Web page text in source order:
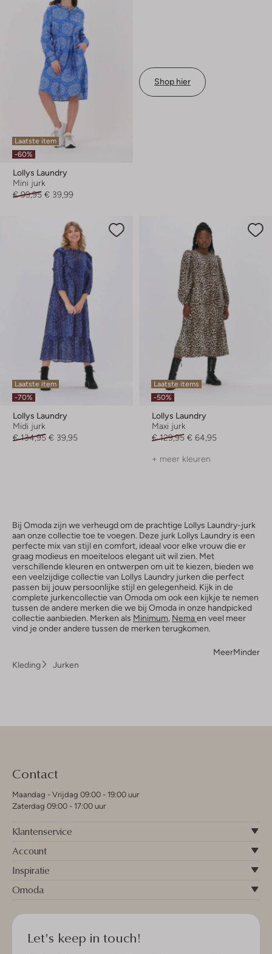
Laatste item
-60%
Lollys Laundry
Mini jurk
€ 99,95 € 39,99
Shop hier
Laatste item
-70%
Lollys Laundry
Midi jurk
€ 134,95 € 39,95
Laatste items
-50%
Lollys Laundry
Maxi jurk
€ 129,95 € 64,95
+ meer kleuren
Bij Omoda zijn we verheugd om de prachtige Lollys Laundry-jurk
aan onze collectie toe te voegen. Deze jurk Lollys Laundry is een
perfecte mix van stijl en comfort, ideaal voor elke vrouw die er
graag modieus en moeiteloos elegant uit wil zien. Met
verschillende kleuren en ontwerpen om uit te kiezen, bieden we
een veelzijdige collectie van Lollys Laundry jurken die perfect
passen bij jouw persoonlijke stijl en gelegenheid. Kijk in de
complete jurkencollectie van Omoda om ook een kijkje te nemen
tussen de andere merken die we bij Omoda in onze handpicked
collectie aanbieden. Merken als Minimum, Nemaen veel meer
vind je onder andere tussen de merken terugkomen.
MeerMinder
Kleding
Jurken
Contact
Maandag - Vrijdag 09:00 - 19:00 uur
Zaterdag 09:00 - 17:00 uur
Klantenservice
Account
Inspiratie
Omoda
Let's keep in touch!